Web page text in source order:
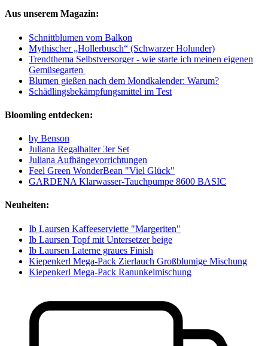
Aus unserem Magazin:
Schnittblumen vom Balkon
Mythischer „Hollerbusch“ (Schwarzer Holunder)
Trendthema Selbstversorger - wie starte ich meinen eigenen
Gemüsegarten
Blumen gießen nach dem Mondkalender: Warum?
Schädlingsbekämpfungsmittel im Test
Bloomling entdecken:
by Benson
Juliana Regalhalter 3er Set
Juliana Aufhängevorrichtungen
Feel Green WonderBean "Viel Glück"
GARDENA Klarwasser-Tauchpumpe 8600 BASIC
Neuheiten:
Ib Laursen Kaffeeserviette "Margeriten"
Ib Laursen Topf mit Untersetzer beige
Ib Laursen Laterne graues Finish
Kiepenkerl Mega-Pack Zierlauch Großblumige Mischung
Kiepenkerl Mega-Pack Ranunkelmischung